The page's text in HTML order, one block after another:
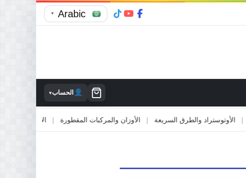
Arabic
▼
الحساب▾
الأوتوستراد والطرق السريعة | الأوزان والمركبات المقطورة | الاصطدام بالممتلكات